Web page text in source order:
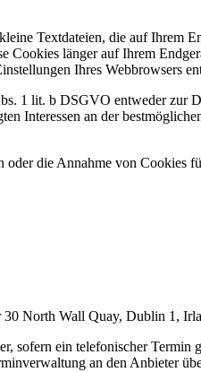
Textdateien, die auf Ihrem
Cookies länger auf Ihrem
Ihres Webbrowsers
1 lit. b DSGVO entweder zur
Interessen an der
die Annahme von Cookies
30 North Wall Quay, Dublin 1,
sofern ein telefonischer Termin
an den Anbieter